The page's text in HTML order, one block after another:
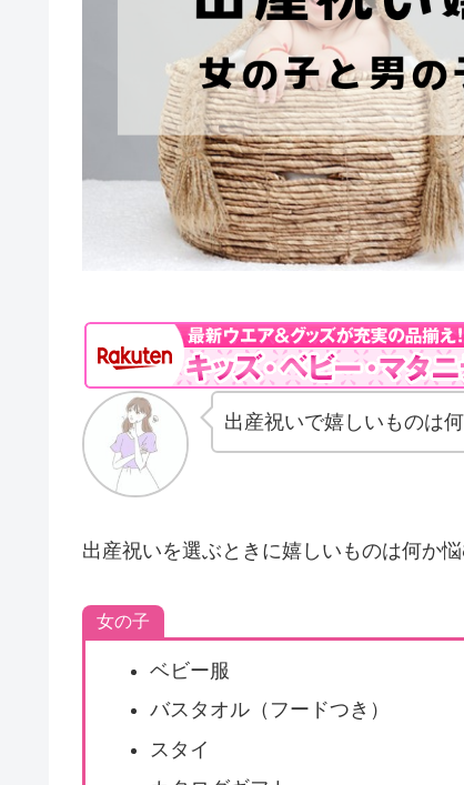
出産祝いで嬉しいものは
出産祝いを選ぶときに嬉しいものは何か悩
女の子
ベビー服
バスタオル（フードつき）
スタイ